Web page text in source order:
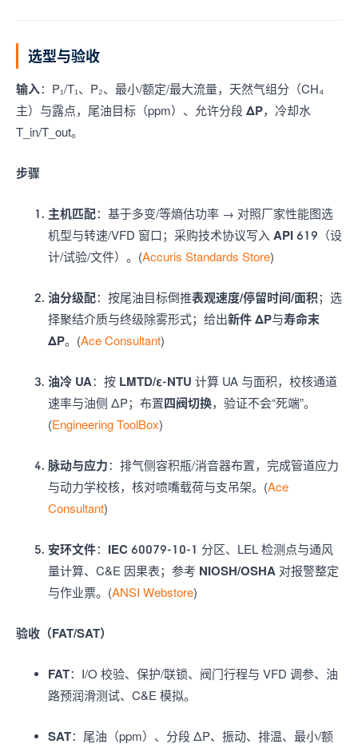
选型与验收
输入：P₁/T₁、P₂、最小/额定/最大流量，天然气组分（CH₄
主）与露点，尾油目标（ppm）、允许分段 ΔP，冷却水
T_in/T_out。
步骤
主机匹配：基于多变/等熵估功率 → 对照厂家性能图选
机型与转速/VFD 窗口；采购技术协议写入 API 619 （设
计/试验/文件）。(Accuris Standards Store)
油分级配：按尾油目标倒推表观速度/停留时间/面积；选
择聚结介质与终级除雾形式；给出新件 ΔP与寿命末
ΔP。(Ace Consultant)
油冷 UA：按 LMTD/ε-NTU 计算 UA 与面积，校核通道
速率与油侧 ΔP；布置四阀切换，验证不会“死端”。
(Engineering ToolBox)
脉动与应力：排气侧容积瓶/消音器布置，完成管道应力
与动力学校核，核对喷嘴载荷与支吊架。(Ace
Consultant)
安环文件： IEC 60079-10-1 分区、LEL 检测点与通风
量计算、C&E 因果表；参考 NIOSH/OSHA 对报警整定
与作业票。(ANSI Webstore)
验收（FAT/SAT）
FAT：I/O 校验、保护/联锁、阀门行程与 VFD 调参、油
路预润滑测试、C&E 模拟。
SAT：尾油（ppm）、分段 ΔP、振动、排温、最小/额